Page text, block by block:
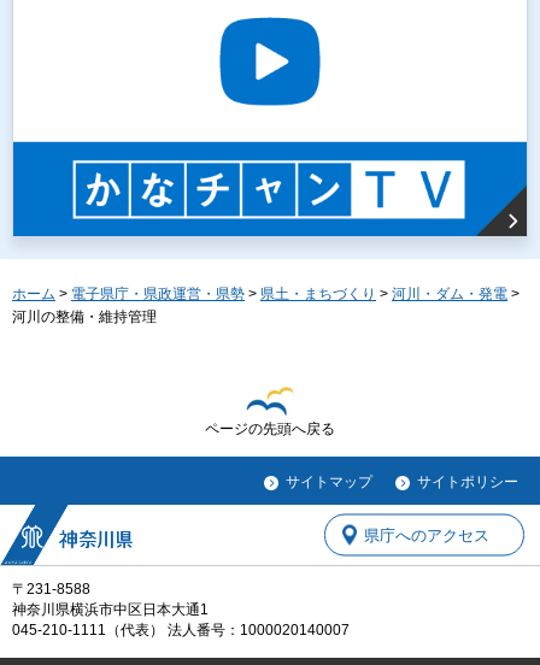
ホーム > 電子県庁・県政運営・県勢 > 県土・まちづくり > 河川・ダム・発電 >
河川の整備・維持管理
ページの先頭へ戻る
サイトマップ サイトポリシー
〒231-8588
神奈川県横浜市中区日本大通1
045-210-1111（代表） 法人番号：1000020140007
県庁へのアクセス